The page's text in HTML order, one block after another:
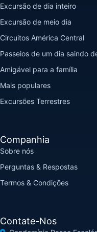
Excursão de dia inteiro
Excursão de meio dia
Circuitos América Central
Passeios de um dia saindo
Amigável para a família
Mais populares
Excursões Terrestres
Companhia
Sobre nós
Perguntas & Respostas
Termos & Condições
Contate-Nos